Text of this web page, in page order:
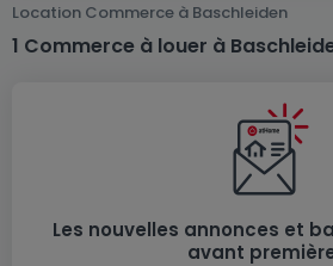
Location Commerce à Baschleiden
1 Commerce à louer à
Les nouvelles annonces et
avant